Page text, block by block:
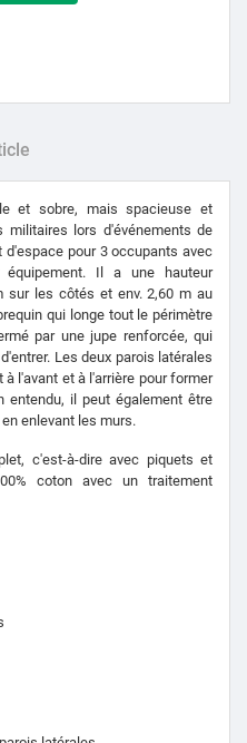
et sobre, mais spacieuse et
militaires lors d'événements de
pour 3 occupants avec
Il a une hauteur
sur les côtés et env. 2,60 m au
qui longe tout le périmètre
par une jupe renforcée, qui
Les deux parois latérales
l'avant et à l'arrière pour former
entendu, il peut également être
enlevant les murs.
c'est-à-dire avec piquets et
coton avec un traitement